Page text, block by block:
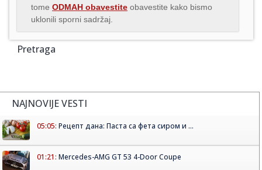
tome ODMAH obavestite obavestite kako bismo
uklonili sporni sadržaj.
Pretraga
NAJNOVIJE VESTI
05:05: Рецепт дана: Паста са фета сиром и ...
01:21: Mercedes-AMG GT 53 4-Door Coupe